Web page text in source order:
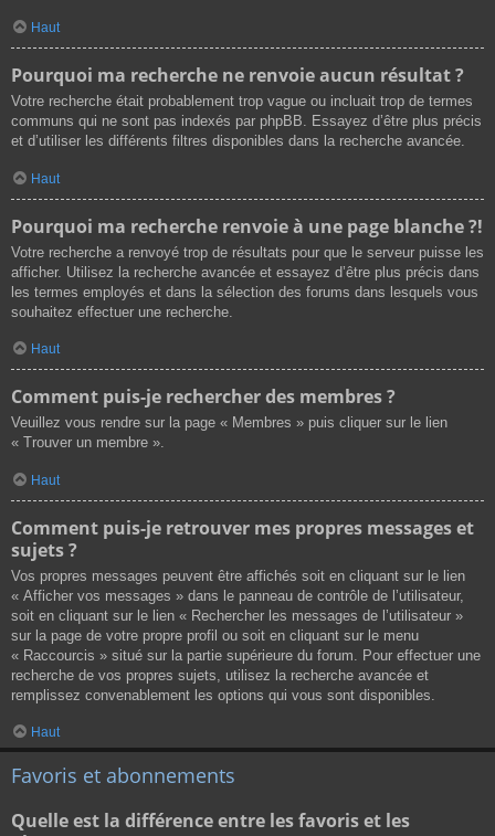
Haut
Pourquoi ma recherche ne renvoie aucun résultat ?
Votre recherche était probablement trop vague ou incluait trop de termes
communs qui ne sont pas indexés par phpBB. Essayez d’être plus précis
et d’utiliser les différents filtres disponibles dans la recherche avancée.
Haut
Pourquoi ma recherche renvoie à une page blanche ?!
Votre recherche a renvoyé trop de résultats pour que le serveur puisse les
afficher. Utilisez la recherche avancée et essayez d’être plus précis dans
les termes employés et dans la sélection des forums dans lesquels vous
souhaitez effectuer une recherche.
Haut
Comment puis-je rechercher des membres ?
Veuillez vous rendre sur la page « Membres » puis cliquer sur le lien
« Trouver un membre ».
Haut
Comment puis-je retrouver mes propres messages et
sujets ?
Vos propres messages peuvent être affichés soit en cliquant sur le lien
« Afficher vos messages » dans le panneau de contrôle de l’utilisateur,
soit en cliquant sur le lien « Rechercher les messages de l’utilisateur »
sur la page de votre propre profil ou soit en cliquant sur le menu
« Raccourcis » situé sur la partie supérieure du forum. Pour effectuer une
recherche de vos propres sujets, utilisez la recherche avancée et
remplissez convenablement les options qui vous sont disponibles.
Haut
Favoris et abonnements
Quelle est la différence entre les favoris et les